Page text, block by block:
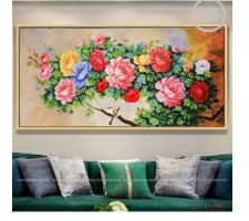
Add to
Wishlist